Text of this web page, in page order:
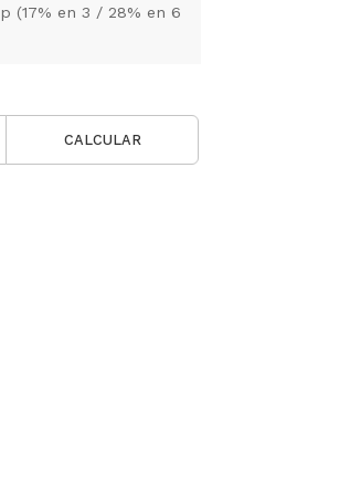
(17% en 3 / 28% en 6
CALCULAR